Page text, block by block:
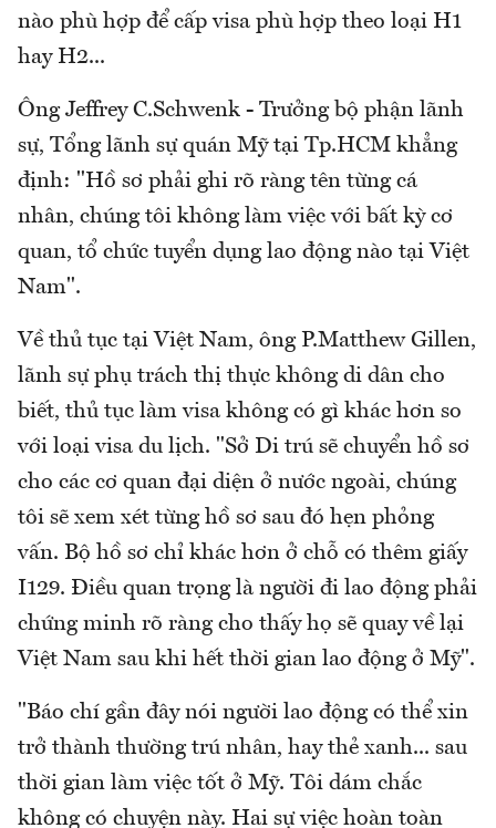
nào phù hợp để cấp visa phù hợp theo loại H1
hay H2...
Ông Jeffrey C.Schwenk - Trưởng bộ phận lãnh
sự, Tổng lãnh sự quán Mỹ tại Tp.HCM khẳng
định: "Hồ sơ phải ghi rõ ràng tên từng cá
nhân, chúng tôi không làm việc với bất kỳ cơ
quan, tổ chức tuyển dụng lao động nào tại Việt
Nam".
Về thủ tục tại Việt Nam, ông P.Matthew Gillen,
lãnh sự phụ trách thị thực không di dân cho
biết, thủ tục làm visa không có gì khác hơn so
với loại visa du lịch. "Sở Di trú sẽ chuyển hồ sơ
cho các cơ quan đại diện ở nước ngoài, chúng
tôi sẽ xem xét từng hồ sơ sau đó hẹn phỏng
vấn. Bộ hồ sơ chỉ khác hơn ở chỗ có thêm giấy
I129. Điều quan trọng là người đi lao động phải
chứng minh rõ ràng cho thấy họ sẽ quay về lại
Việt Nam sau khi hết thời gian lao động ở Mỹ".
"Báo chí gần đây nói người lao động có thể xin
trở thành thường trú nhân, hay thẻ xanh... sau
thời gian làm việc tốt ở Mỹ. Tôi dám chắc
không có chuyện này. Hai sự việc hoàn toàn